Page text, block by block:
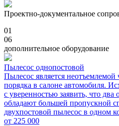
Проектно-документальное
01
06
дополнительное оборудование
Пылесос однопостовой
Пылесос является неотъемлемой
порядка в салоне автомобиля.
с уверенностью заявить, что
обладают большей пропускной
двухпостовой пылесос в одном
от 225 000